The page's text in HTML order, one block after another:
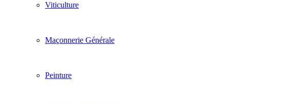
Viticulture
Maçonnerie Générale
Peinture